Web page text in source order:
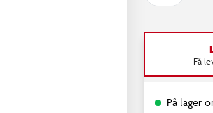
Få
På lager